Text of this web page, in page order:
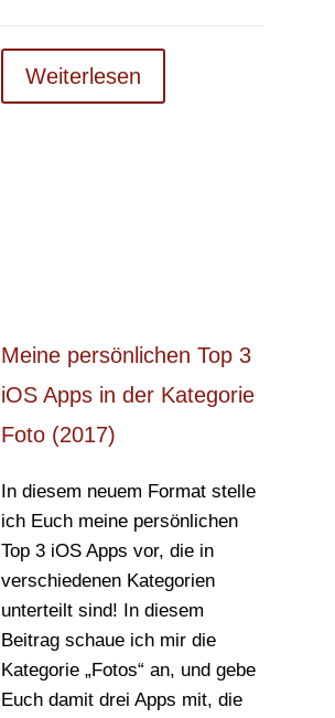
Weiterlesen
Meine persönlichen Top 3
iOS Apps in der Kategorie
Foto (2017)
In diesem neuem Format stelle
ich Euch meine persönlichen
Top 3 iOS Apps vor, die in
verschiedenen Kategorien
unterteilt sind! In diesem
Beitrag schaue ich mir die
Kategorie „Fotos“ an, und gebe
Euch damit drei Apps mit, die